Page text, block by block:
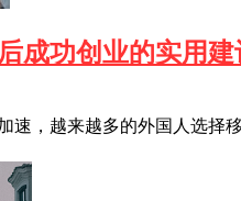
成功创业的实用建
速，越来越多的外国人选